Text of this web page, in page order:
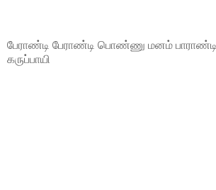
பேராண்டி பேராண்டி பொண்ணு மனம்
கருப்பாயி